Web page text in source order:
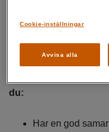
företagshälsovård
du:
Har en god
Avvisa alla
Cookie-inställningar